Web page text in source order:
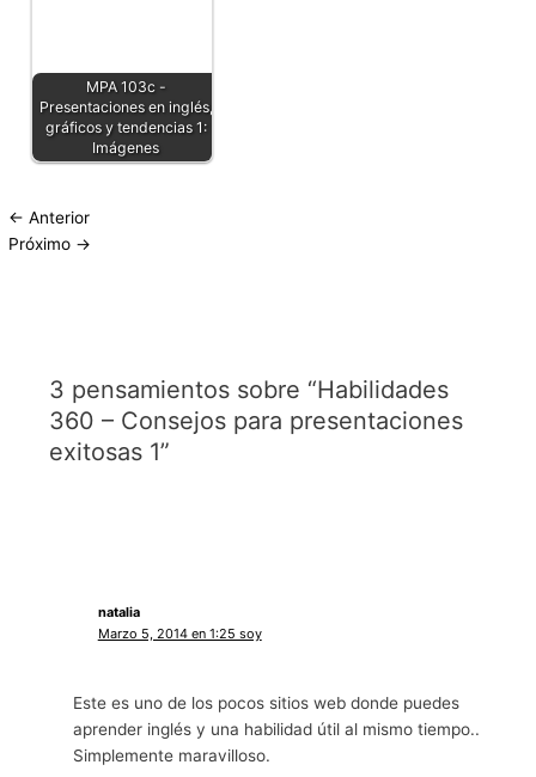
MPA 103c -
Presentaciones en inglés,
gráficos y tendencias 1:
Imágenes
← Anterior
Próximo →
3 pensamientos sobre “Habilidades
360 – Consejos para presentaciones
exitosas 1”
natalia
Marzo 5, 2014 en 1:25 soy
Este es uno de los pocos sitios web donde puedes
aprender inglés y una habilidad útil al mismo tiempo..
Simplemente maravilloso.